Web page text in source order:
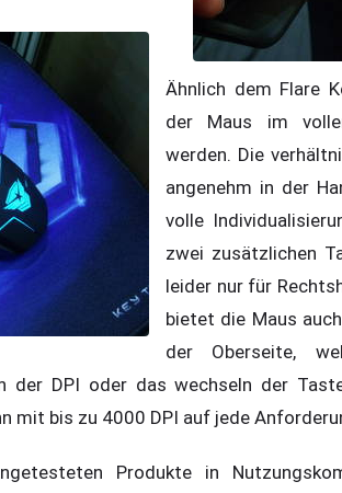
Ähnlich dem Flare
der Maus im
werden. Die
angenehm in der
volle
zwei zusätzlichen
leider nur für
bietet die Maus
der Oberseite,
der DPI oder das wechseln der
mit bis zu 4000 DPI auf jede
Produkte in